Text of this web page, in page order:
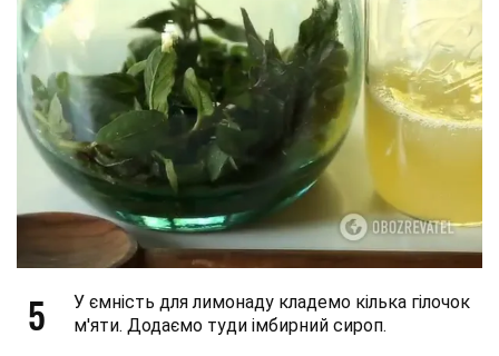
5
У ємність для лимонаду кладемо кілька гілочок
м'яти. Додаємо туди імбирний сироп.